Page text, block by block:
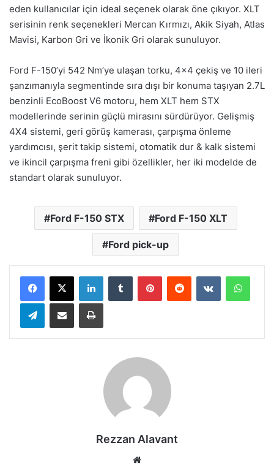
eden kullanıcılar için ideal seçenek olarak öne çıkıyor. XLT
serisinin renk seçenekleri Mercan Kırmızı, Akik Siyah, Atlas
Mavisi, Karbon Gri ve İkonik Gri olarak sunuluyor.
Ford F-150’yi 542 Nm’ye ulaşan torku, 4×4 çekiş ve 10 ileri
şanzımanıyla segmentinde sıra dışı bir konuma taşıyan 2.7L
benzinli EcoBoost V6 motoru, hem XLT hem STX
modellerinde serinin güçlü mirasını sürdürüyor. Gelişmiş
4X4 sistemi, geri görüş kamerası, çarpışma önleme
yardımcısı, şerit takip sistemi, otomatik dur & kalk sistemi
ve ikincil çarpışma freni gibi özellikler, her iki modelde de
standart olarak sunuluyor.
Ford F-150 STX Ford F-150 XLT
Ford pick-up
LinkedInTumblr PinterestReddit VKontakte
TelegramE-Posta ile paylaş Yazdır
Rezzan Alavant